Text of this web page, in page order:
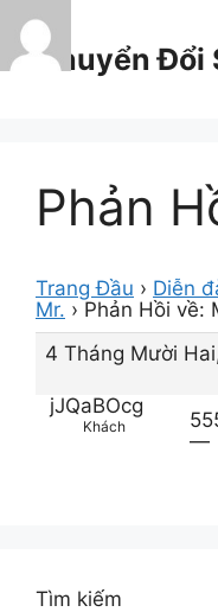
Chuyển
đến
nội
Chuyển Đổi
Phản
Trang Đầu › Diễn
Mr. › Phản Hồi về:
4 Tháng Mười
jJQaBOcg
Khách
—
Tìm kiếm